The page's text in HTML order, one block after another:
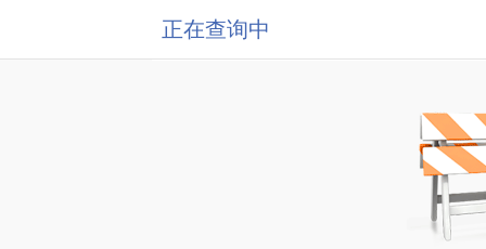
正在查询中